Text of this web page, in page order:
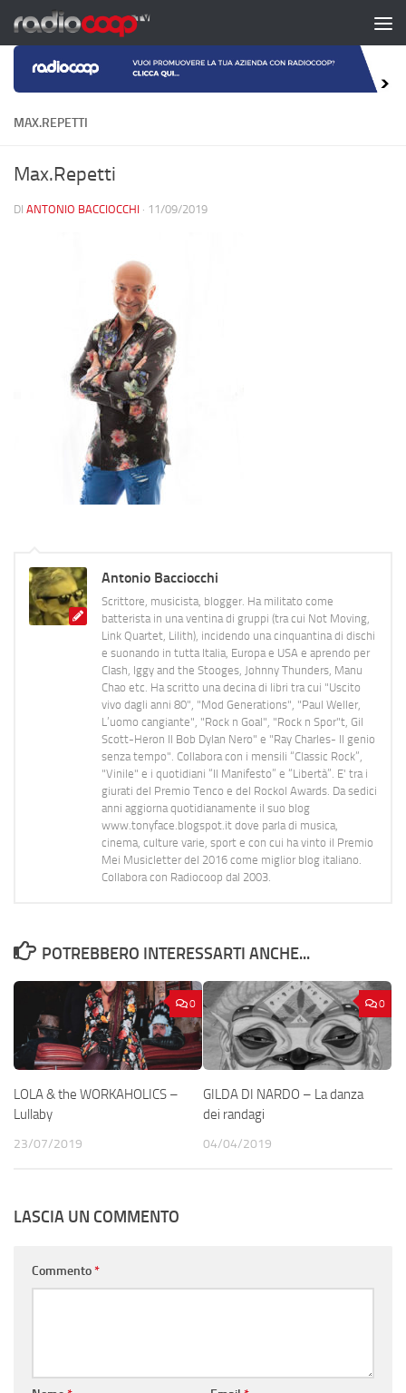
Salta al contenuto
MAX.REPETTI
Max.Repetti
DI ANTONIO BACCIOCCHI · 11/09/2019
Antonio Bacciocchi
Scrittore, musicista, blogger. Ha militato come
batterista in una ventina di gruppi (tra cui Not Moving,
Link Quartet, Lilith), incidendo una cinquantina di dischi
e suonando in tutta Italia, Europa e USA e aprendo per
Clash, Iggy and the Stooges, Johnny Thunders, Manu
Chao etc. Ha scritto una decina di libri tra cui "Uscito
vivo dagli anni 80", "Mod Generations", "Paul Weller,
L’uomo cangiante", "Rock n Goal", "Rock n Spor"t, Gil
Scott-Heron Il Bob Dylan Nero" e "Ray Charles- Il genio
senza tempo". Collabora con i mensili “Classic Rock”,
"Vinile" e i quotidiani “Il Manifesto” e “Libertà”. E' tra i
giurati del Premio Tenco e del Rockol Awards. Da sedici
anni aggiorna quotidianamente il suo blog
www.tonyface.blogspot.it dove parla di musica,
cinema, culture varie, sport e con cui ha vinto il Premio
Mei Musicletter del 2016 come miglior blog italiano.
Collabora con Radiocoop dal 2003.
POTREBBERO INTERESSARTI ANCHE...
0
LOLA & the WORKAHOLICS –
Lullaby
23/07/2019
0
GILDA DI NARDO – La danza
dei randagi
04/04/2019
LASCIA UN COMMENTO
Commento*